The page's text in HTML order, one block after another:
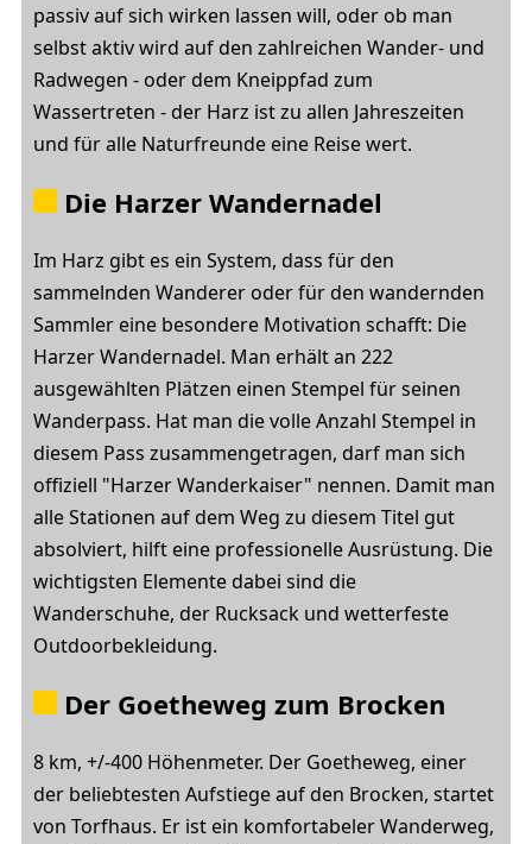
passiv auf sich wirken lassen will, oder ob man
selbst aktiv wird auf den zahlreichen Wander- und
Radwegen - oder dem Kneippfad zum
Wassertreten - der Harz ist zu allen Jahreszeiten
und für alle Naturfreunde eine Reise wert.
Die Harzer Wandernadel
Im Harz gibt es ein System, dass für den
sammelnden Wanderer oder für den wandernden
Sammler eine besondere Motivation schafft: Die
Harzer Wandernadel. Man erhält an 222
ausgewählten Plätzen einen Stempel für seinen
Wanderpass. Hat man die volle Anzahl Stempel in
diesem Pass zusammengetragen, darf man sich
offiziell "Harzer Wanderkaiser" nennen. Damit man
alle Stationen auf dem Weg zu diesem Titel gut
absolviert, hilft eine professionelle Ausrüstung. Die
wichtigsten Elemente dabei sind die
Wanderschuhe, der Rucksack und wetterfeste
Outdoorbekleidung.
Der Goetheweg zum Brocken
8 km, +/-400 Höhenmeter. Der Goetheweg, einer
der beliebtesten Aufstiege auf den Brocken, startet
von Torfhaus. Er ist ein komfortabeler Wanderweg,